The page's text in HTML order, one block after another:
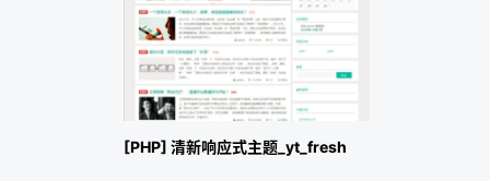
[PHP] 清新响应式主题_yt_fresh